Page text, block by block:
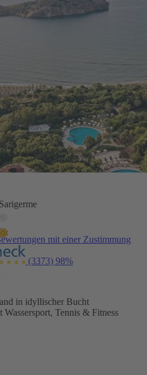
mit einer Zustimmung
(3373) 98%
in idyllischer Bucht
Tennis & Fitness